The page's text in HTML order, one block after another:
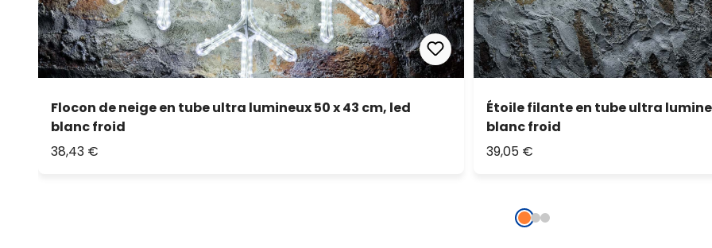
Flocon de neige en tube ultra lumineux 50 x 43 cm, led
blanc froid
38,43 €
Étoile filante en tube ultra
blanc froid
39,05 €